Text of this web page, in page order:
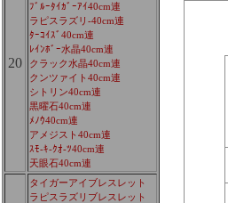
20
ﾌﾞﾙｰﾀｲｶﾞｰｱｲ40cm連
ラピスラズリ-40cm連
ﾀｰｺｲｽﾞ40cm連
ﾚｲﾝﾎﾞｰ水晶40cm連
クラック水晶40cm連
クンツァイト40cm連
シトリン40cm連
黒曜石40cm連
ﾒﾉｳ40cm連
アメジスト40cm連
ｽﾓ-ｷ-ｸｵ-ﾂ40cm連
天眼石40cm連
タイガーアイブレスレット
ラピスラズリブレスレット